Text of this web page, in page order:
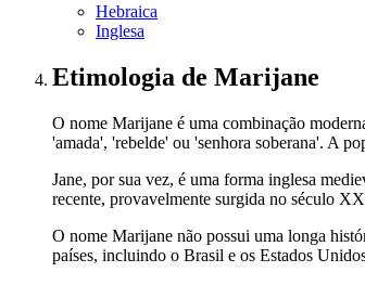
Hebraica
Inglesa
Etimologia de Marijane
O nome Marijane é uma combinação
'amada', 'rebelde' ou 'senhora soberana'. A
Jane, por sua vez, é uma forma inglesa
recente, provavelmente surgida no século
O nome Marijane não possui uma longa
países, incluindo o Brasil e os Estados